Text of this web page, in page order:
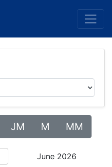
JM M MM
June 2026